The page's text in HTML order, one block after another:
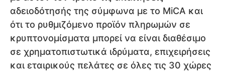
αδειοδότησής της σύμφωνα με το MiCA και
ότι το ρυθμιζόμενο προϊόν πληρωμών σε
κρυπτονομίσματα μπορεί να είναι διαθέσιμο
σε χρηματοπιστωτικά ιδρύματα, επιχειρήσεις
και εταιρικούς πελάτες σε όλες τις 30 χώρες